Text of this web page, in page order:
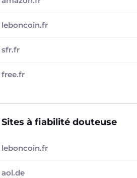
leboncoin.fr
sfr.fr
free.fr
Sites à fiabilité douteuse
leboncoin.fr
aol.de